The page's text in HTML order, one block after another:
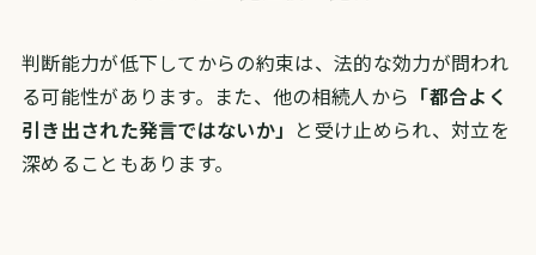
判断能力が低下してからの約束は、法的な効力が問われ
る可能性があります。また、他の相続人から 「都合よく
引き出された発言ではないか」 と受け止められ、対立を
深めることもあります。